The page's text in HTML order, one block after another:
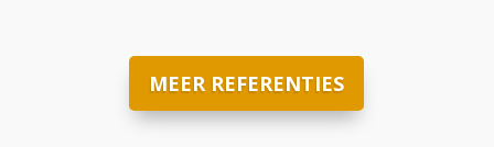
MEER REFERENTIES